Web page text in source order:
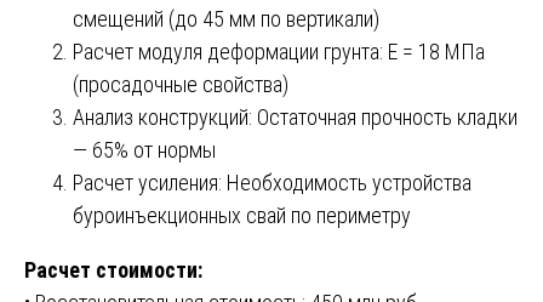
смещений (до 45 мм по вертикали)
Расчет модуля деформации грунта: E = 18 МПа
(просадочные свойства)
Анализ конструкций: Остаточная прочность кладки
— 65% от нормы
Расчет усиления: Необходимость устройства
буроинъекционных свай по периметру
Расчет стоимости: